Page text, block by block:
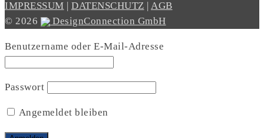
IMPRESSUM
DATENSCHUTZ
AGB
© 2026
DesignConnection GmbH
Benutzername oder E-Mail-Adresse
Passwort
Angemeldet bleiben